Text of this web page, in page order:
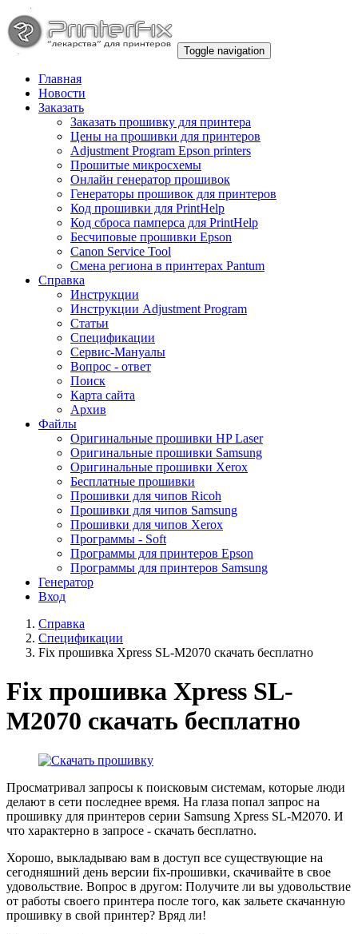
Toggle navigation
Главная
Новости
Заказать
Заказать прошивку для принтера
Цены на прошивки для принтеров
Adjustment Program Epson printers
Прошитые микросхемы
Онлайн генератор прошивок
Генераторы прошивок для принтеров
Код прошивки для PrintHelp
Код сброса памперса для PrintHelp
Беcчиповые прошивки Epson
Canon Service Tool
Смена региона в принтерах Pantum
Справка
Инструкции
Инструкции Adjustment Program
Статьи
Спецификации
Сервис-Мануалы
Вопрос - ответ
Поиск
Карта сайта
Архив
Файлы
Оригинальные прошивки HP Laser
Оригинальные прошивки Samsung
Оригинальные прошивки Xerox
Бесплатные прошивки
Прошивки для чипов Ricoh
Прошивки для чипов Samsung
Прошивки для чипов Xerox
Программы - Soft
Программы для принтеров Epson
Программы для принтеров Samsung
Генератор
Вход
Справка
Спецификации
Fix прошивка Xpress SL-M2070 скачать бесплатно
Fix прошивка Xpress SL-
M2070 скачать бесплатно
Просматривал запросы к поисковым системам, которые люди
делают в сети последнее время. На глаза попал запрос на
прошивку для принтеров серии Samsung Xpress SL-M2070. И
что характерно в запросе - скачать бесплатно.
Хорошо, выкладываю вам в доступ все существующие на
сегодняшний день версии fix-прошивки, скачивайте в свое
удовольствие. Вопрос в другом: Получите ли вы удовольствие
от работы своего принтера после того, как зальете скачанную
прошивку в свой принтер? Вряд ли!